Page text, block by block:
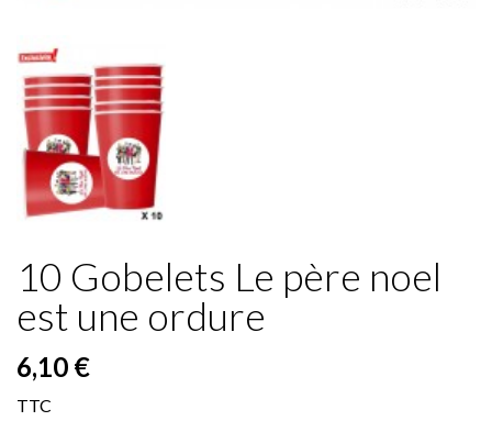
10 Gobelets Le père noel
est une ordure
6,10 €
TTC